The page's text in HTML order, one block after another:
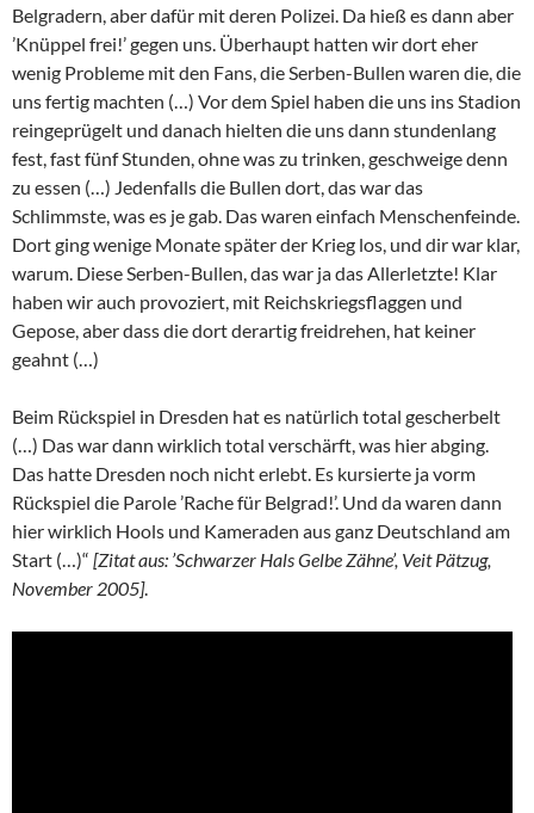
Belgradern, aber dafür mit deren Polizei. Da hieß es dann aber
’Knüppel frei!’ gegen uns. Überhaupt hatten wir dort eher
wenig Probleme mit den Fans, die Serben-Bullen waren die, die
uns fertig machten (…) Vor dem Spiel haben die uns ins Stadion
reingeprügelt und danach hielten die uns dann stundenlang
fest, fast fünf Stunden, ohne was zu trinken, geschweige denn
zu essen (…) Jedenfalls die Bullen dort, das war das
Schlimmste, was es je gab. Das waren einfach Menschenfeinde.
Dort ging wenige Monate später der Krieg los, und dir war klar,
warum. Diese Serben-Bullen, das war ja das Allerletzte! Klar
haben wir auch provoziert, mit Reichskriegsflaggen und
Gepose, aber dass die dort derartig freidrehen, hat keiner
geahnt (…)
Beim Rückspiel in Dresden hat es natürlich total gescherbelt
(…) Das war dann wirklich total verschärft, was hier abging.
Das hatte Dresden noch nicht erlebt. Es kursierte ja vorm
Rückspiel die Parole ’Rache für Belgrad!’. Und da waren dann
hier wirklich Hools und Kameraden aus ganz Deutschland am
Start (…)“ [Zitat aus: ’Schwarzer Hals Gelbe Zähne’, Veit Pätzug,
November 2005].